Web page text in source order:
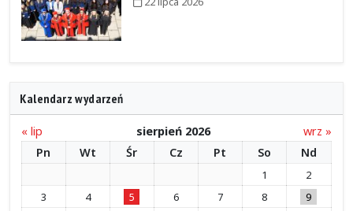
Kalendarz wydarzeń
« lip sierpień 2026
wrz »
Pn
Wt Śr Cz Pt So Nd
1
2
3
4 5 6 7 8
9